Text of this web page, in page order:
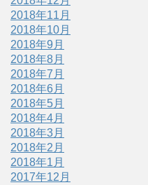
2018年11月
2018年10月
2018年9月
2018年8月
2018年7月
2018年6月
2018年5月
2018年4月
2018年3月
2018年2月
2018年1月
2017年12月